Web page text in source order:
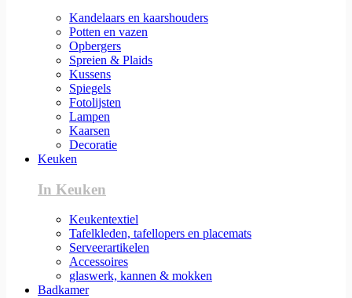
Kandelaars en kaarshouders
Potten en vazen
Opbergers
Spreien & Plaids
Kussens
Spiegels
Fotolijsten
Lampen
Kaarsen
Decoratie
Keuken
In Keuken
Keukentextiel
Tafelkleden, tafellopers en placemats
Serveerartikelen
Accessoires
glaswerk, kannen & mokken
Badkamer